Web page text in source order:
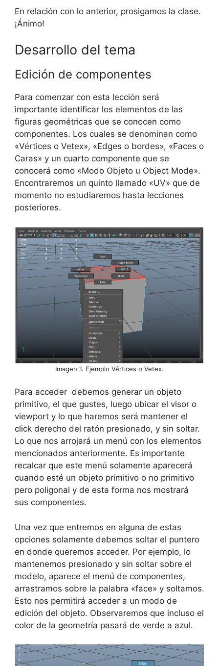
En relación con lo anterior, prosigamos la clase.
¡Ánimo!
Desarrollo del tema
Edición de componentes
Para comenzar con esta lección será
importante identificar los elementos de las
figuras geométricas que se conocen como
componentes. Los cuales se denominan como
«Vértices o Vetex», «Edges o bordes», «Faces o
Caras» y un cuarto componente que se
conocerá como «Modo Objeto u Object Mode».
Encontraremos un quinto llamado «UV» que de
momento no estudiaremos hasta lecciones
posteriores.
Imagen 1. Ejemplo Vértices o Vetex.
Para acceder debemos generar un objeto
primitivo, el que gustes, luego ubicar el visor o
viewport y lo que haremos será mantener el
click derecho del ratón presionado, y sin soltar.
Lo que nos arrojará un menú con los elementos
mencionados anteriormente. Es importante
recalcar que este menú solamente aparecerá
cuando esté un objeto primitivo o no primitivo
pero poligonal y de esta forma nos mostrará
sus componentes.
Una vez que entremos en alguna de estas
opciones solamente debemos soltar el puntero
en donde queremos acceder. Por ejemplo, lo
mantenemos presionado y sin soltar sobre el
modelo, aparece el menú de componentes,
arrastramos sobre la palabra «face» y soltamos.
Esto nos permitirá acceder a un modo de
edición del objeto. Observaremos que incluso el
color de la geometría pasará de verde a azul.